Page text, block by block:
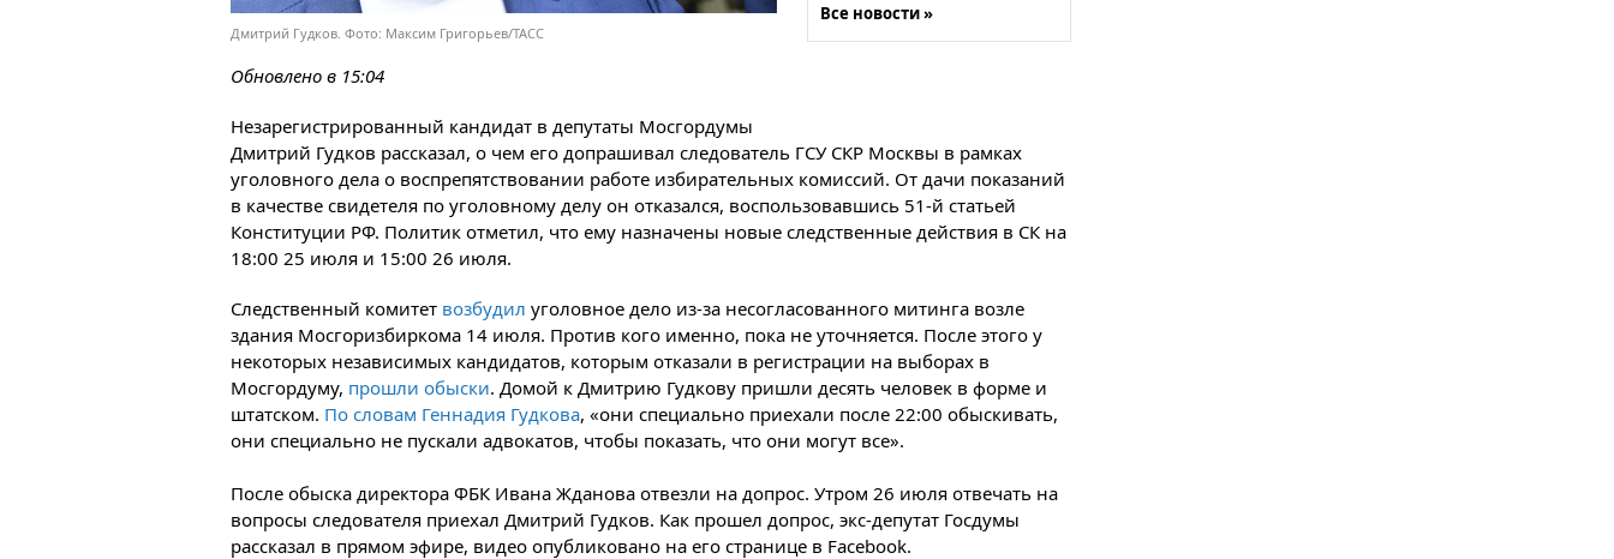
блок Украину из-за уровня
коррупции
вчера, 22:59 На башню
ресторана «Армения» в Москве
вернут утраченную скульптуру
балерины
протаранил погранпункт при
вчера, 22:28 Бессент
анонсировал скорое
соглашение о прекращении
огня США и Ирана
получили ножевые ранения
при нападении в Чехии
вчера, 22:00
Все новости »
Дмитрий Гудков. Фото: Максим Григорьев/ТАСС
Обновлено в 15:04
Незарегистрированный кандидат в депутаты Мосгордумы
Дмитрий Гудков рассказал, о чем его допрашивал следователь ГСУ СКР Москвы в рамках
уголовного дела о воспрепятствовании работе избирательных комиссий. От дачи показаний
в качестве свидетеля по уголовному делу он отказался, воспользовавшись 51-й статьей
Конституции РФ. Политик отметил, что ему назначены новые следственные действия в СК на
18:00 25 июля и 15:00 26 июля.
Следственный комитет возбудил уголовное дело из-за несогласованного митинга возле
здания Мосгоризбиркома 14 июля. Против кого именно, пока не уточняется. После этого у
некоторых независимых кандидатов, которым отказали в регистрации на выборах в
Мосгордуму, прошли обыски. Домой к Дмитрию Гудкову пришли десять человек в форме и
штатском. По словам Геннадия Гудкова, «они специально приехали после 22:00 обыскивать,
они специально не пускали адвокатов, чтобы показать, что они могут все».
После обыска директора ФБК Ивана Жданова отвезли на допрос. Утром 26 июля отвечать на
вопросы следователя приехал Дмитрий Гудков. Как прошел допрос, экс-депутат Госдумы
рассказал в прямом эфире, видео опубликовано на его странице в Facebook.